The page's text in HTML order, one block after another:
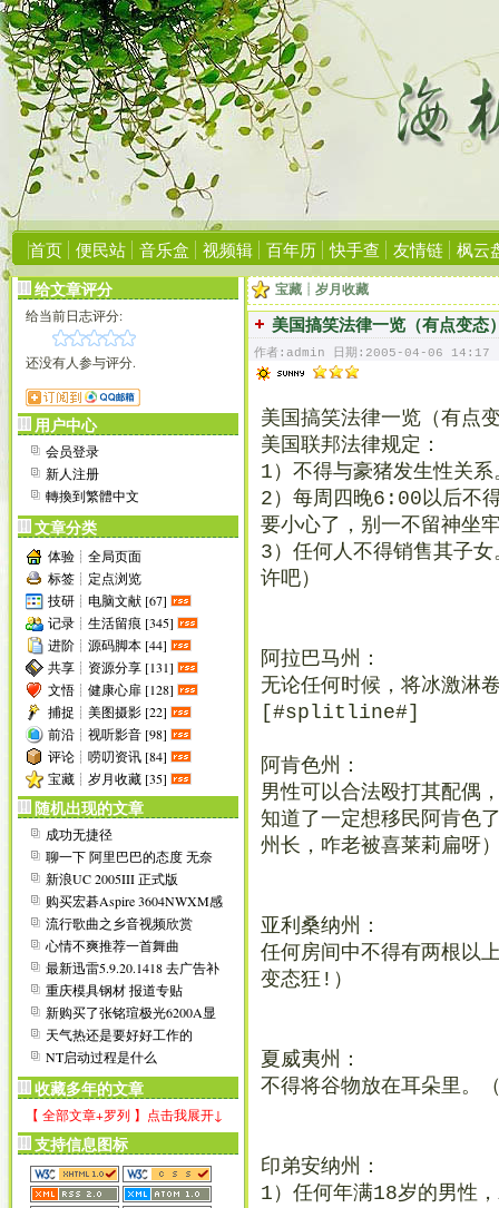
首页 便民站 音乐盒 视频辑 百年历 快手查 友情链 枫云
宝藏┊岁月收藏
美国搞笑法律一览（有点变态
作者:admin 日期:2005-04-06 14:17
美国搞笑法律一览（有点
美国联邦法律规定：
1）不得与豪猪发生性关
2）每周四晚6:00以后不
要小心了，别一不留神坐
3）任何人不得销售其子
许吧）
阿拉巴马州：
无论任何时候，将冰激淋
[#splitline#]
阿肯色州：
男性可以合法殴打其配偶
知道了一定想移民阿肯色
州长，咋老被喜莱莉扁呀
亚利桑纳州：
任何房间中不得有两根以
变态狂!）
夏威夷州：
不得将谷物放在耳朵里。
印弟安纳州：
1）任何年满18岁的男性
给文章评分
给当前日志评分:
还没有人参与评分.
用户中心
会员登录
新人注册
轉換到繁體中文
文章分类
体验┊全局页面
标签┊定点浏览
技研┊电脑文献 [67]
记录┊生活留痕 [345]
进阶┊源码脚本 [44]
共享┊资源分享 [131]
文悟┊健康心扉 [128]
捕捉┊美图摄影 [22]
前沿┊视听影音 [98]
评论┊唠叨资讯 [84]
宝藏┊岁月收藏 [35]
随机出现的文章
成功无捷径
聊一下 阿里巴巴的态度 无奈
之举
新浪UC 2005III 正式版
&UCTo...
购买宏碁Aspire 3604NWXM感
受
流行歌曲之乡音视频欣赏
心情不爽推荐一首舞曲
最新迅雷5.9.20.1418 去广告补
丁
重庆模具钢材 报道专贴
新购买了张铭瑄极光6200A显
示卡
天气热还是要好好工作的
NT启动过程是什么
收藏多年的文章
【 全部文章+罗列 】点击我展开↓
支持信息图标